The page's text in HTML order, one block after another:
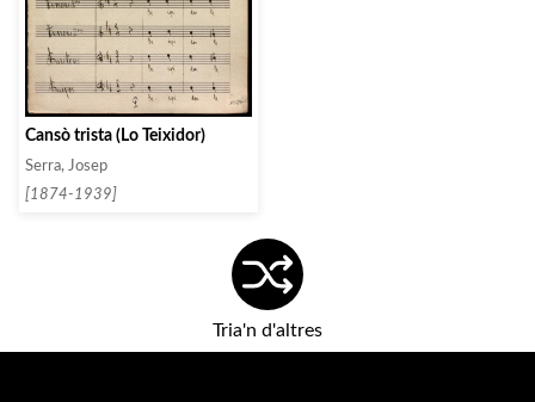
Cansò trista (Lo Teixidor)
Serra, Josep
[1874-1939]
Tria'n d'altres